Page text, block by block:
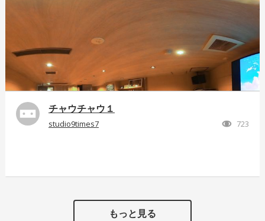
チャウチャウ１
studio9times7 723
もっと見る